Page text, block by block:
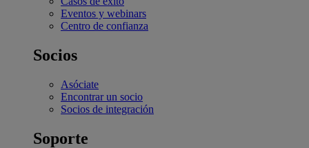
Eventos y webinars
Centro de confianza
Socios
Asóciate
Encontrar un socio
Socios de integración
Soporte